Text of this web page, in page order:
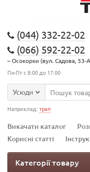
(044) 332-22-02
(066) 592-22-02
– Осокорки (вул. Садова, 53-
Пн-Пт с 8:00 до 17:00
Усюди
Наприклад: трап
Викачати каталог
Корисні статті
Категорії товару